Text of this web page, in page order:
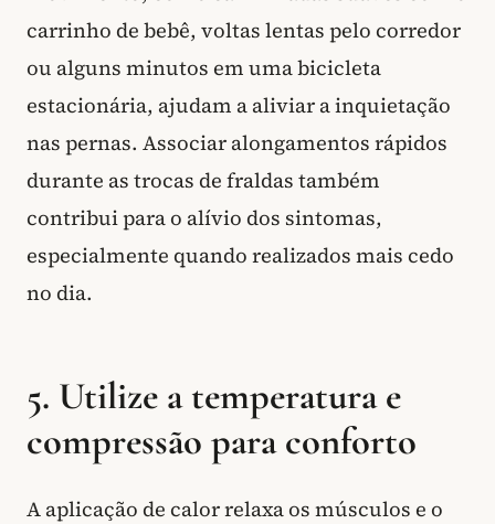
carrinho de bebê, voltas lentas pelo corredor
ou alguns minutos em uma bicicleta
estacionária, ajudam a aliviar a inquietação
nas pernas. Associar alongamentos rápidos
durante as trocas de fraldas também
contribui para o alívio dos sintomas,
especialmente quando realizados mais cedo
no dia.
5. Utilize a temperatura e
compressão para conforto
A aplicação de calor relaxa os músculos e o